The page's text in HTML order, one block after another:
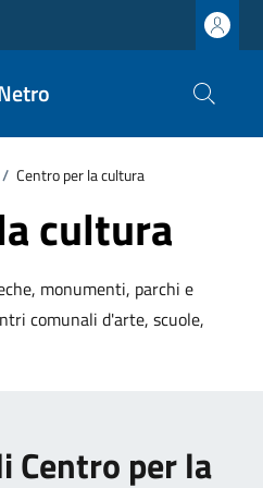
/ Centro per la cultura
cultura
monumenti, parchi e
comunali d'arte, scuole,
Centro per la